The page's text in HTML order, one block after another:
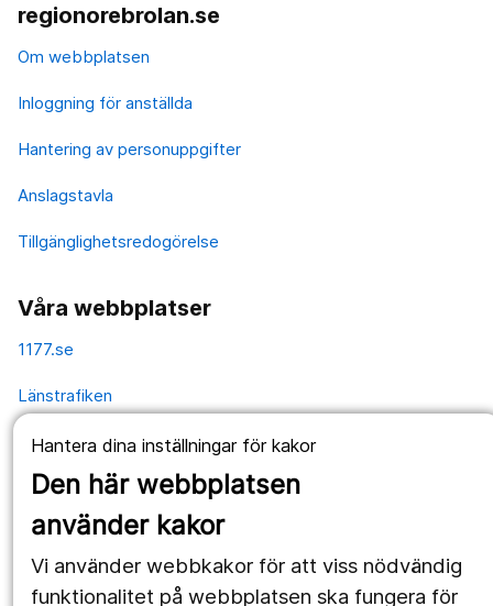
Hantera dina inställningar för kakor
Den här webbplatsen
använder kakor
Vi använder webbkakor för att viss nödvändig
funktionalitet på webbplatsen ska fungera för
regionorebrolan.se
Om webbplatsen
Inloggning för anställda
Hantering av personuppgifter
Anslagstavla
Tillgänglighetsredogörelse
Våra webbplatser
1177.se
Länstrafiken
Vårdgivare
Utveckling
Följ oss